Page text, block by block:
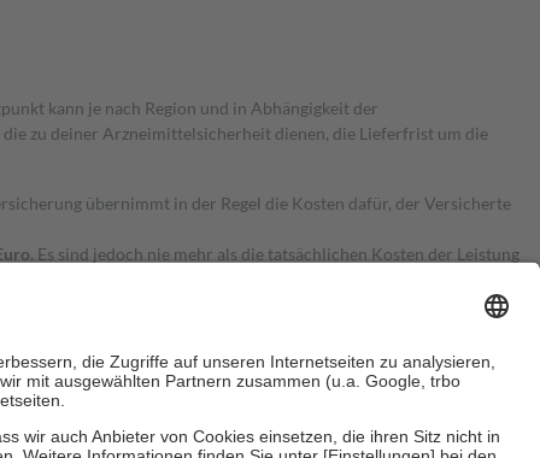
kann je nach Region und in Abhängigkeit der
zu deiner Arzneimittelsicherheit dienen, die Lieferfrist um die
übernimmt in der Regel die Kosten dafür, der Versicherte
Es sind jedoch nie mehr als die tatsächlichen Kosten der Leistung
Zuzahlungen an bei: